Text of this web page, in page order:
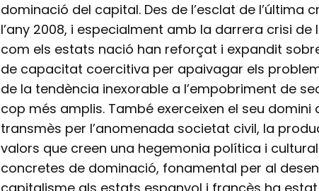
dominació del capital. Des de l’esclat de l’última
l’any 2008, i especialment amb la darrera crisi de
com els estats nació han reforçat i expandit
de capacitat coercitiva per apaivagar els
de la tendència inexorable a l’empobriment de
cop més amplis. També exerceixen el seu domini
transmès per l’anomenada societat civil, la
valors que creen una hegemonia política i
concretes de dominació, fonamental per al